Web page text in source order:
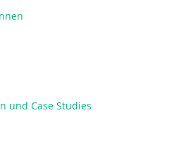
und Case Studies